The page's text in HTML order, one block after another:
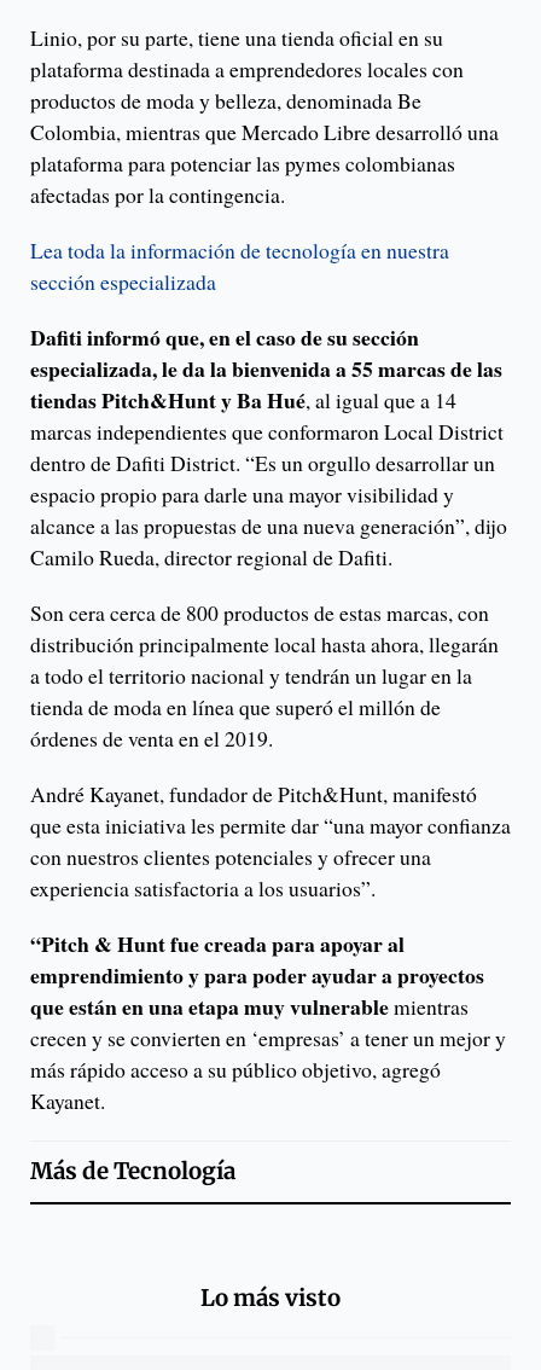
Linio, por su parte, tiene una tienda oficial en su
plataforma destinada a emprendedores locales con
productos de moda y belleza, denominada Be
Colombia, mientras que Mercado Libre desarrolló una
plataforma para potenciar las pymes colombianas
afectadas por la contingencia.
Lea toda la información de tecnología en nuestra
sección especializada
Dafiti informó que, en el caso de su sección
especializada, le da la bienvenida a 55 marcas de las
tiendas Pitch&Hunt y Ba Hué, al igual que a 14
marcas independientes que conformaron Local District
dentro de Dafiti District. “Es un orgullo desarrollar un
espacio propio para darle una mayor visibilidad y
alcance a las propuestas de una nueva generación”, dijo
Camilo Rueda, director regional de Dafiti.
Son cera cerca de 800 productos de estas marcas, con
distribución principalmente local hasta ahora, llegarán
a todo el territorio nacional y tendrán un lugar en la
tienda de moda en línea que superó el millón de
órdenes de venta en el 2019.
André Kayanet, fundador de Pitch&Hunt, manifestó
que esta iniciativa les permite dar “una mayor confianza
con nuestros clientes potenciales y ofrecer una
experiencia satisfactoria a los usuarios”.
“Pitch & Hunt fue creada para apoyar al
emprendimiento y para poder ayudar a proyectos
que están en una etapa muy vulnerablemientras
crecen y se convierten en ‘empresas’ a tener un mejor y
más rápido acceso a su público objetivo, agregó
Kayanet.
Más deTecnología
Lo más visto